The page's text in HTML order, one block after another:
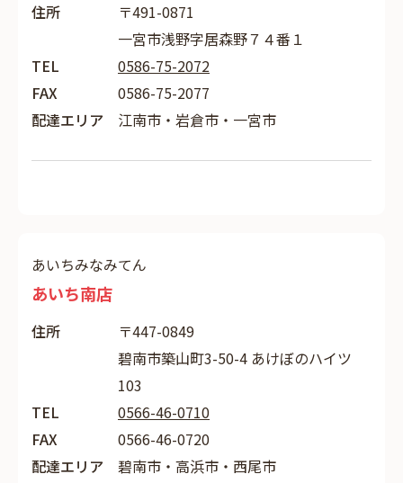
住所
〒491-0871
一宮市浅野字居森野７４番１
TEL
0586-75-2072
FAX
0586-75-2077
配達エリア
江南市・岩倉市・一宮市
あいちみなみてん
あいち南店
住所
〒447-0849
碧南市築山町3-50-4 あけぼのハイツ
103
TEL
0566-46-0710
FAX
0566-46-0720
配達エリア
碧南市・高浜市・西尾市